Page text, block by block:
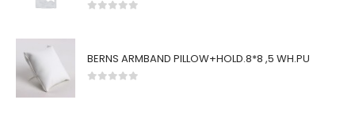
BERNS ARMBAND PILLOW+HOLD.8*8 ,5 WH.PU